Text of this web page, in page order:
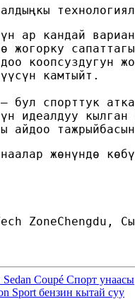
кандай
жогорку
коопсуздугун
камтыйт.
спорттук
идеалдуу
айдоо
жөнүндө
ZoneChengdu,
Coupé Спорт унаасы
Sport бензин кытай суу